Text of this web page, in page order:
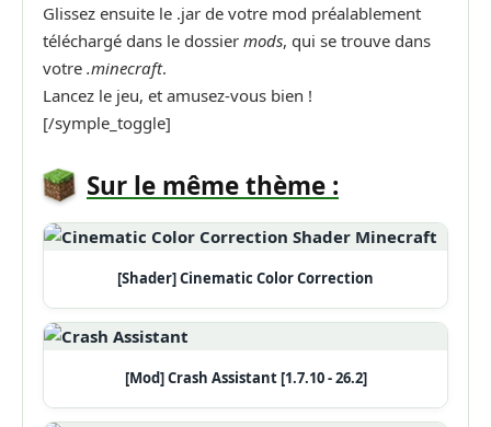
Glissez ensuite le .jar de votre mod préalablement
téléchargé dans le dossier mods, qui se trouve dans
votre .minecraft.
Lancez le jeu, et amusez-vous bien !
[/symple_toggle]
Sur le même thème :
[Shader] Cinematic Color Correction
[Mod] Crash Assistant [1.7.10 - 26.2]